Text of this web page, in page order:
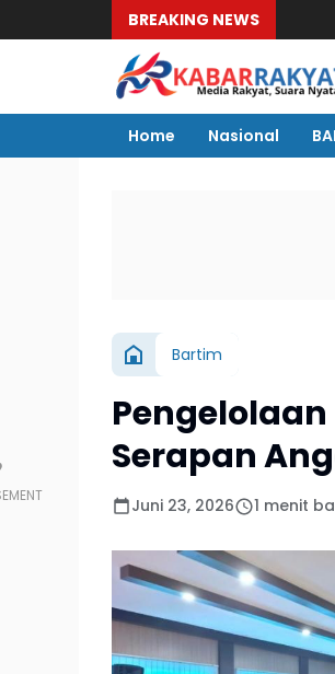
BREAKING NEWS
Home Nasional
Bartim
Serapan
Juni 23, 2026 1 menit